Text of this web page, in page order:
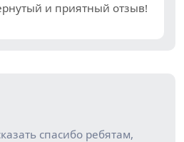
и приятный отзыв!
спасибо ребятам,